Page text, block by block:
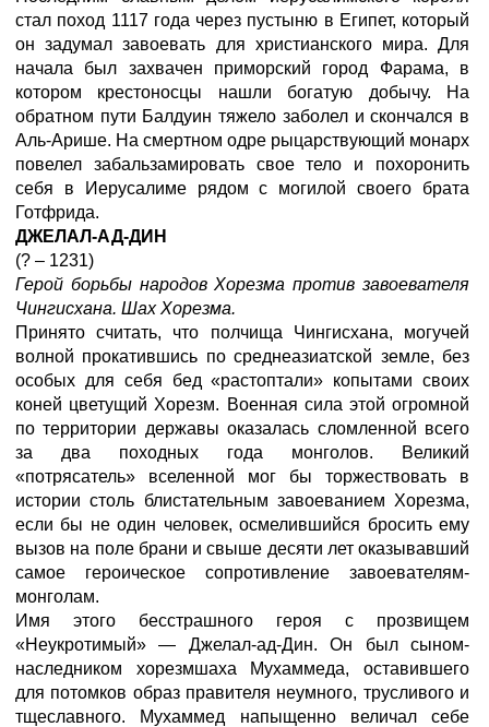
стал поход 1117 года через пустыню в Египет, который
он задумал завоевать для христианского мира. Для
начала был захвачен приморский город Фарама, в
котором крестоносцы нашли богатую добычу. На
обратном пути Балдуин тяжело заболел и скончался в
Аль-Арише. На смертном одре рыцарствующий монарх
повелел забальзамировать свое тело и похоронить
себя в Иерусалиме рядом с могилой своего брата
Готфрида.
ДЖЕЛАЛ-АД-ДИН
(? – 1231)
Герой борьбы народов Хорезма против завоевателя
Чингисхана. Шах Хорезма.
Принято считать, что полчища Чингисхана, могучей
волной прокатившись по среднеазиатской земле, без
особых для себя бед «растоптали» копытами своих
коней цветущий Хорезм. Военная сила этой огромной
по территории державы оказалась сломленной всего
за два походных года монголов. Великий
«потрясатель» вселенной мог бы торжествовать в
истории столь блистательным завоеванием Хорезма,
если бы не один человек, осмелившийся бросить ему
вызов на поле брани и свыше десяти лет оказывавший
самое героическое сопротивление завоевателям-
монголам.
Имя этого бесстрашного героя с прозвищем
«Неукротимый» — Джелал-ад-Дин. Он был сыном-
наследником хорезмшаха Мухаммеда, оставившего
для потомков образ правителя неумного, трусливого и
тщеславного. Мухаммед напыщенно величал себе